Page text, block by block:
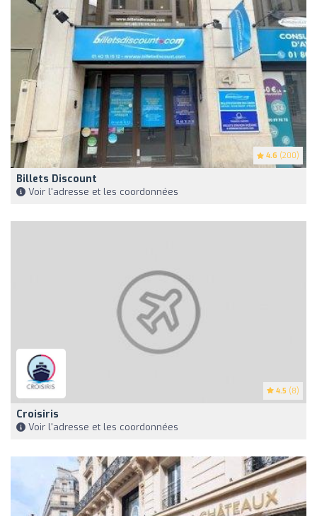
4.6 (200)
Billets Discount
Voir l'adresse et les coordonnées
4.5 (8)
Croisiris
Voir l'adresse et les coordonnées